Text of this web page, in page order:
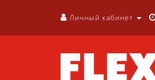
Личный кабинет